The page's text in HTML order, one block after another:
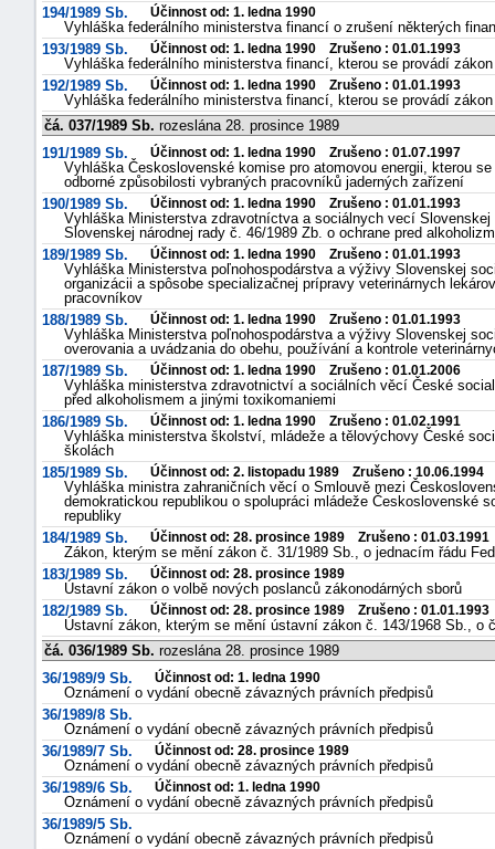
194/1989 Sb.
Účinnost od: 1. ledna 1990
Vyhláška federálního ministerstva financí o zrušení některých
193/1989 Sb.
Účinnost od: 1. ledna 1990 Zrušeno : 01.01.1993
Vyhláška federálního ministerstva financí, kterou se provádí
192/1989 Sb.
Účinnost od: 1. ledna 1990 Zrušeno : 01.01.1993
Vyhláška federálního ministerstva financí, kterou se provádí
čá. 037/1989 Sb. rozeslána 28. prosince 1989
191/1989 Sb.
Účinnost od: 1. ledna 1990 Zrušeno : 01.07.1997
Vyhláška Československé komise pro atomovou energii, kterou
odborné způsobilosti vybraných pracovníků jaderných zařízení
190/1989 Sb.
Účinnost od: 1. ledna 1990 Zrušeno : 01.01.1993
Vyhláška Ministerstva zdravotníctva a sociálnych vecí
Slovenskej národnej rady č. 46/1989 Zb. o ochrane pred
189/1989 Sb.
Účinnost od: 1. ledna 1990 Zrušeno : 01.01.1993
Vyhláška Ministerstva poľnohospodárstva a výživy Slovenskej
organizácii a spôsobe specializačnej prípravy veterinárnych
pracovníkov
188/1989 Sb.
Účinnost od: 1. ledna 1990 Zrušeno : 01.01.1993
Vyhláška Ministerstva poľnohospodárstva a výživy Slovenskej
overovania a uvádzania do obehu, používání a kontrole
187/1989 Sb.
Účinnost od: 1. ledna 1990 Zrušeno : 01.01.2006
Vyhláška ministerstva zdravotnictví a sociálních věcí České
před alkoholismem a jinými toxikomaniemi
186/1989 Sb.
Účinnost od: 1. ledna 1990 Zrušeno : 01.02.1991
Vyhláška ministerstva školství, mládeže a tělovýchovy České
školách
185/1989 Sb.
Účinnost od: 2. listopadu 1989 Zrušeno : 10.06.1994
Vyhláška ministra zahraničních věcí o Smlouvě mezi
demokratickou republikou o spolupráci mládeže Československé
republiky
184/1989 Sb.
Účinnost od: 28. prosince 1989 Zrušeno : 01.03.1991
Zákon, kterým se mění zákon č. 31/1989 Sb., o jednacím řádu
183/1989 Sb.
Účinnost od: 28. prosince 1989
Ústavní zákon o volbě nových poslanců zákonodárných sborů
182/1989 Sb.
Účinnost od: 28. prosince 1989 Zrušeno : 01.01.1993
Ústavní zákon, kterým se mění ústavní zákon č. 143/1968 Sb., o
čá. 036/1989 Sb. rozeslána 28. prosince 1989
36/1989/9 Sb.
Účinnost od: 1. ledna 1990
Oznámení o vydání obecně závazných právních předpisů
36/1989/8 Sb.
Oznámení o vydání obecně závazných právních předpisů
36/1989/7 Sb.
Účinnost od: 28. prosince 1989
Oznámení o vydání obecně závazných právních předpisů
36/1989/6 Sb.
Účinnost od: 1. ledna 1990
Oznámení o vydání obecně závazných právních předpisů
36/1989/5 Sb.
Oznámení o vydání obecně závazných právních předpisů
+náhrady
-
náhrady
"náhradě
škod"